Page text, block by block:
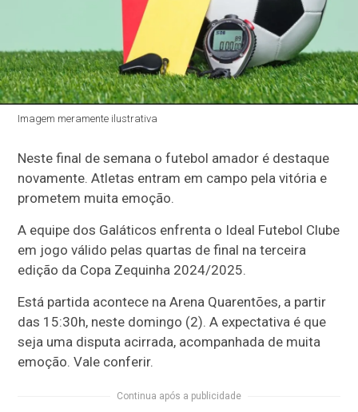
Imagem meramente ilustrativa
Neste final de semana o futebol amador é destaque
novamente. Atletas entram em campo pela vitória e
prometem muita emoção.
A equipe dos Galáticos enfrenta o Ideal Futebol Clube
em jogo válido pelas quartas de final na terceira
edição da Copa Zequinha 2024/2025.
Está partida acontece na Arena Quarentões, a partir
das 15:30h, neste domingo (2). A expectativa é que
seja uma disputa acirrada, acompanhada de muita
emoção. Vale conferir.
Continua após a publicidade